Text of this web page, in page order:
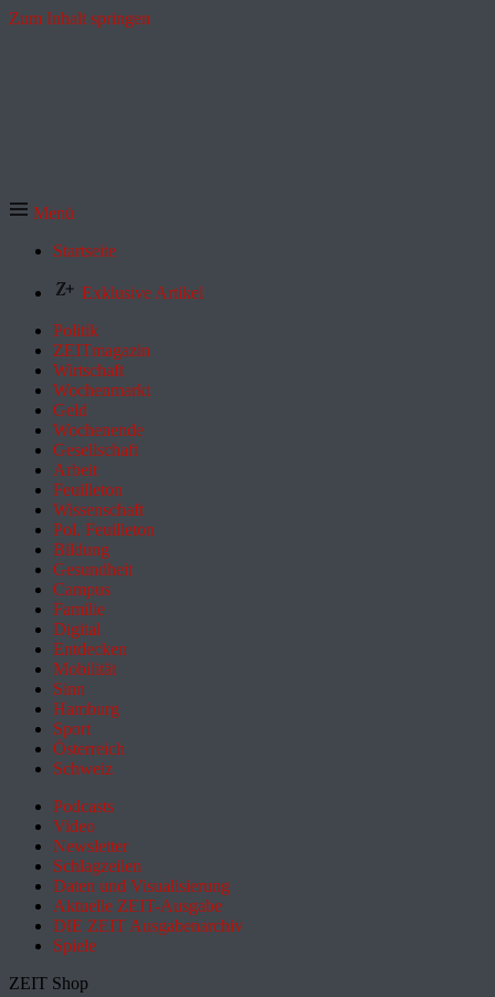
Zum Inhalt springen
Menü
Startseite
Exklusive Artikel
Politik
ZEITmagazin
Wirtschaft
Wochenmarkt
Geld
Wochenende
Gesellschaft
Arbeit
Feuilleton
Wissenschaft
Pol. Feuilleton
Bildung
Gesundheit
Campus
Familie
Digital
Entdecken
Mobilität
Sinn
Hamburg
Sport
Österreich
Schweiz
Podcasts
Video
Newsletter
Schlagzeilen
Daten und Visualisierung
Aktuelle ZEIT-Ausgabe
DIE ZEIT Ausgabenarchiv
Spiele
ZEIT Shop